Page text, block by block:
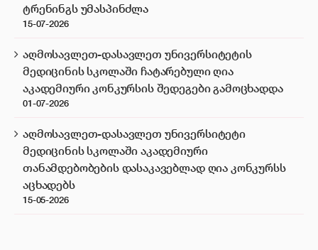
ტრენინგს უმასპინძლა
15-07-2026
აღმოსავლეთ-დასავლეთ უნივერსიტეტის
მედიცინის სკოლაში ჩატარებული ღია
აკადემიური კონკურსის შედეგები გამოცხადდა
01-07-2026
აღმოსავლეთ-დასავლეთ უნივერსიტეტი
მედიცინის სკოლაში აკადემიური
თანამდებობების დასაკავებლად ღია კონკურსს
აცხადებს
15-05-2026